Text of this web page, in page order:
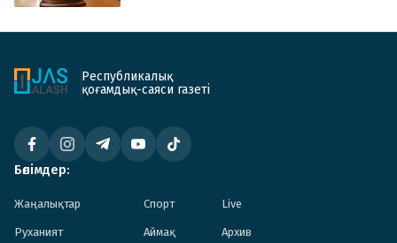
Республикалық
қоғамдық-саяси газеті
Бөлімдер:
Жаңалықтар Спорт Live
Руханият Аймақ Архив